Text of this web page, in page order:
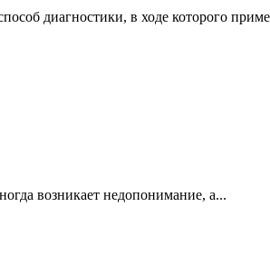
диагностики, в ходе которого
возникает недопонимание, а...